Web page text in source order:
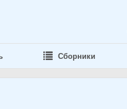
Сборники